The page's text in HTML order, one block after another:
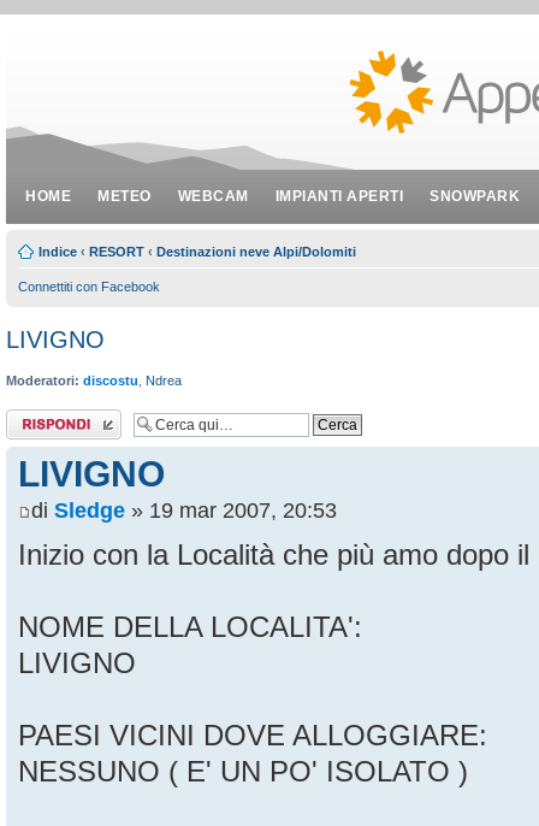
HOME METEO WEBCAM IMPIANTI APERTI SNOWPARK
Indice ‹ RESORT ‹ Destinazioni neve Alpi/Dolomiti
Connettiti con Facebook
LIVIGNO
Moderatori: discostu Ndrea
Rispondi al
messaggio
LIVIGNO
di Sledge » 19 mar 2007, 20:53
Inizio con la Località che più amo dopo
NOME DELLA LOCALITA':
LIVIGNO
PAESI VICINI DOVE ALLOGGIARE:
NESSUNO ( E' UN PO' ISOLATO )